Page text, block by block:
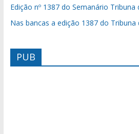
Edição nº 1387 do Semanário Tribuna
Nas bancas a edição 1387 do Tribuna
PUB